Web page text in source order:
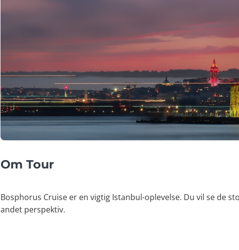
Om Tour
Bosphorus Cruise er en vigtig Istanbul-oplevelse. Du vil se de
andet perspektiv.